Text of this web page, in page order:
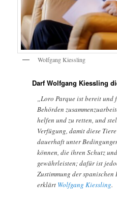
Wolfgang Kiessling
Darf Wolfgang Kiessling
„Loro Parque ist bereit und
Behörden
helfen und zu retten, und
Verfügung, damit diese
dauerhaft unter
können, die ihren Schutz
gewährleisten; dafür ist
Zustimmung der
erklärt Wolfgang Kiessling.